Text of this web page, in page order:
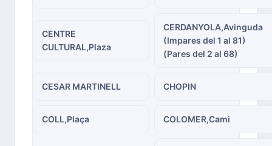
CENTRE
CULTURAL,Plaza
CERDANYOLA,Avinguda
(Impares del 1 al 81)
(Pares del 2 al 68)
CESAR MARTINELL CHOPIN
COLL,Plaça COLOMER,Cami